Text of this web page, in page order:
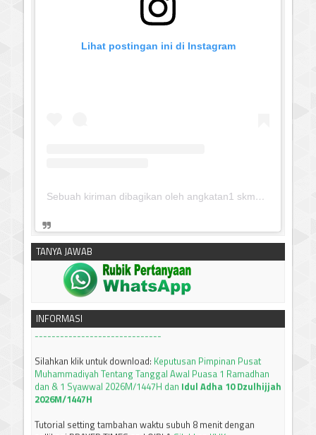
Lihat postingan ini di Instagram
Sebuah kiriman dibagikan oleh angkatan1 skmm 2020 (@albayaanyinfo)
TANYA JAWAB
INFORMASI
silahkan klik untuk download:Keputusan Pimpinan Pusat
Muhammadiyah, Tentang Tanfidz Keputusan Munas XXXI
Tarjih: Tentang KRITERIA AWAL WAKTU SUBUH
------------------------------
Muhammadiyah Tentang Tanggal Awal Puasa 1 Ramadhan
dan & 1 Syawwal 2026M/1447H danIdul Adha 10 Dzulhijjah
2026M/1447H
apllikasi PRAYER TIMES and QIBLASilahkan KLIK